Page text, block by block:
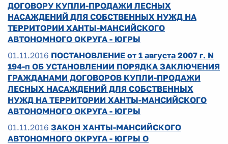
ДОГОВОРУ КУПЛИ-ПРОДАЖИ ЛЕСНЫХ
НАСАЖДЕНИЙ ДЛЯ СОБСТВЕННЫХ НУЖД НА
ТЕРРИТОРИИ ХАНТЫ-МАНСИЙСКОГО
АВТОНОМНОГО ОКРУГА - ЮГРЫ
01.11.2016 ПОСТАНОВЛЕНИЕ от 1 августа 2007 г. N
194-п ОБ УСТАНОВЛЕНИИ ПОРЯДКА ЗАКЛЮЧЕНИЯ
ГРАЖДАНАМИ ДОГОВОРОВ КУПЛИ-ПРОДАЖИ
ЛЕСНЫХ НАСАЖДЕНИЙ ДЛЯ СОБСТВЕННЫХ
НУЖД НА ТЕРРИТОРИИ ХАНТЫ-МАНСИЙСКОГО
АВТОНОМНОГО ОКРУГА - ЮГРЫ
01.11.2016 ЗАКОН ХАНТЫ-МАНСИЙСКОГО
АВТОНОМНОГО ОКРУГА - ЮГРЫ О